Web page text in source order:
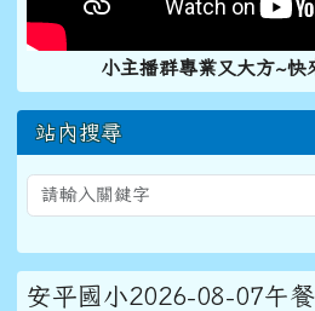
小主播群專業又大方~快
站內搜尋
安平國小2026-08-07午